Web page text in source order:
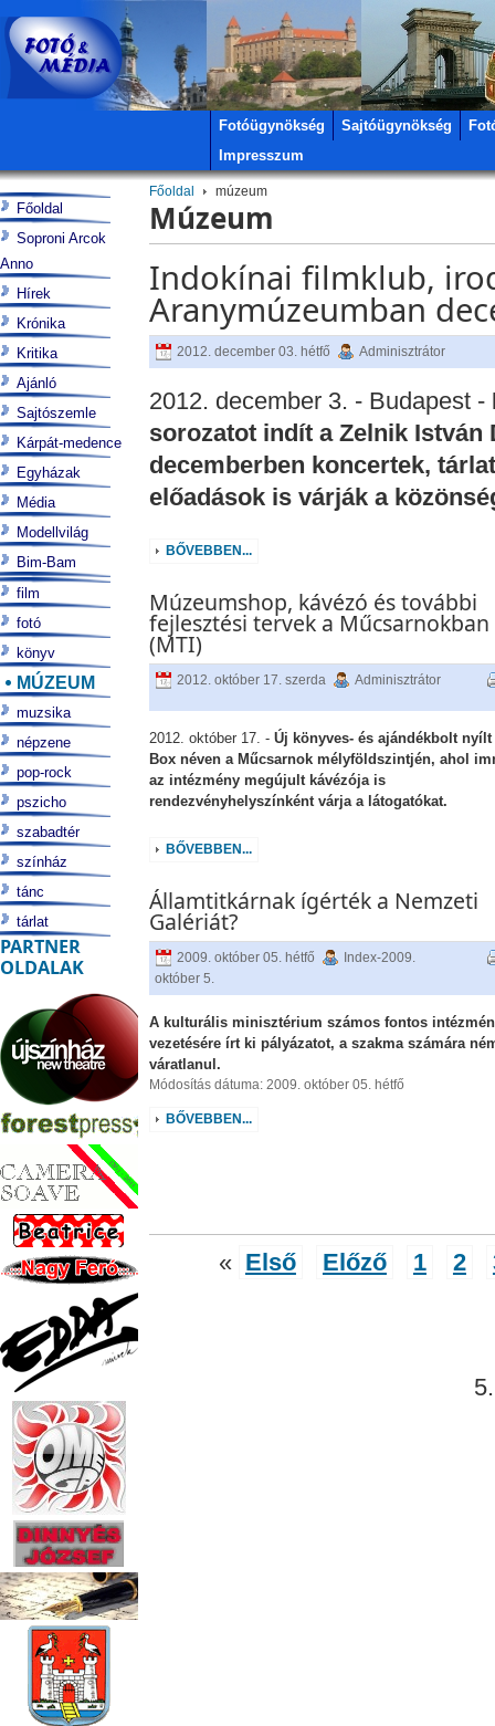
Fotóügynökség Sajtóügynökség
Impresszum
Főoldal múzeum
Múzeum
Indokínai filmklub,
Aranymúzeumban
2012. december 03. hétfő Adminisztrátor
2012. december 3. - Budapest -
sorozatot indít a Zelnik István
decemberben koncertek,
előadások is várják a
BŐVEBBEN...
Múzeumshop, kávézó és további
fejlesztési tervek a Műcsarnokban
(MTI)
2012. október 17. szerda Adminisztrátor
2012. október 17. - Új könyves- és ajándékbolt nyílt
Box néven a Műcsarnok mélyföldszintjén, ahol
az intézmény megújult kávézója is
rendezvényhelyszínként várja a látogatókat.
BŐVEBBEN...
Államtitkárnak ígérték a Nemzeti
Galériát?
2009. október 05. hétfő
Index-2009.
október 5.
A kulturális minisztérium számos fontos
vezetésére írt ki pályázatot, a szakma számára
váratlanul.
Módosítás dátuma: 2009. október 05. hétfő
BŐVEBBEN...
« Első Előző 1 2
Főoldal
Soproni Arcok
Anno
Hírek
Krónika
Kritika
Ajánló
Sajtószemle
Kárpát-medence
Egyházak
Média
Modellvilág
Bim-Bam
film
fotó
könyv
MÚZEUM
muzsika
népzene
pop-rock
pszicho
szabadtér
színház
tánc
tárlat
PARTNER
OLDALAK